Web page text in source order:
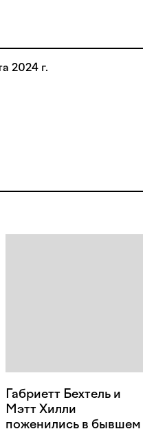
2024 г.
Габриетт Бехтель и
Мэтт Хилли
поженились в бывшем